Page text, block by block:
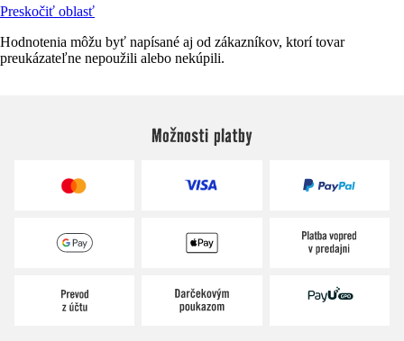
Preskočiť oblasť
Hodnotenia môžu byť napísané aj od zákazníkov, ktorí tovar
preukázateľne nepoužili alebo nekúpili.
Možnosti platby